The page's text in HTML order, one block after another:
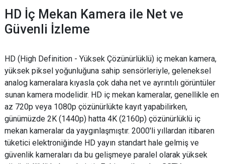
HD İç Mekan Kamera ile Net ve
Güvenli İzleme
HD (High Definition - Yüksek Çözünürlüklü) iç mekan kamera,
yüksek piksel yoğunluğuna sahip sensörleriyle, geleneksel
analog kameralara kıyasla çok daha net ve ayrıntılı görüntüler
sunan kamera modelidir. HD iç mekan kameralar, genellikle en
az 720p veya 1080p çözünürlükte kayıt yapabilirken,
günümüzde 2K (1440p) hatta 4K (2160p) çözünürlüklü iç
mekan kameralar da yaygınlaşmıştır. 2000'li yıllardan itibaren
tüketici elektroniğinde HD yayın standart hale gelmiş ve
güvenlik kameraları da bu gelişmeye paralel olarak yüksek